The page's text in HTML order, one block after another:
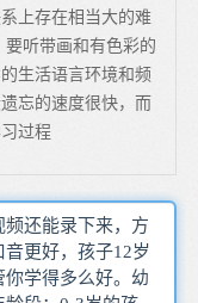
上存在相当大的难
听带画和有色彩的
生活语言环境和频
忘的速度很快，而
过程
还能录下来，方
更好，孩子12岁
学得多么好。幼